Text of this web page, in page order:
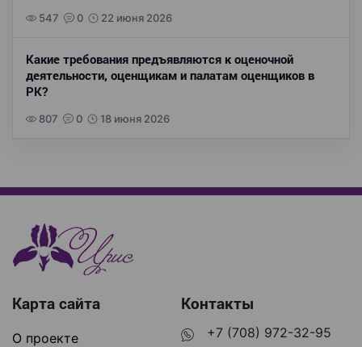
547 0 22 июня 2026
Какие требования предъявляются к оценочной
деятельности, оценщикам и палатам оценщиков в
РК?
807 0 18 июня 2026
Карта сайта
О проекте
Контакты
+7 (708) 972-32-95